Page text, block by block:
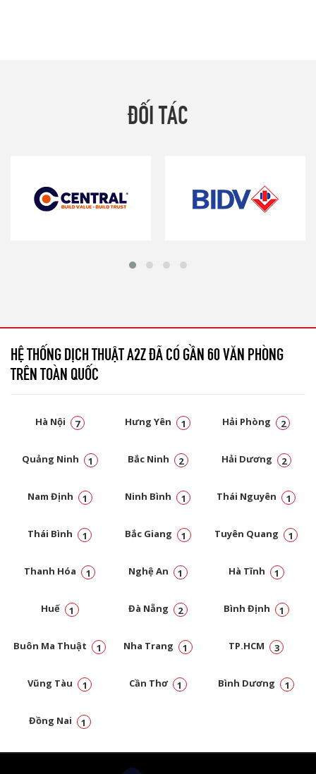
ĐỐI TÁC
HỆ THỐNG DỊCH THUẬT A2Z ĐÃ CÓ GẦN 60 VĂN PHÒNG
TRÊN TOÀN QUỐC
Hà Nội 7 Hưng Yên 1 Hải Phòng 2
Quảng Ninh 1 Bắc Ninh 2 Hải Dương 2
Nam Định 1 Ninh Bình 1 Thái Nguyên 1
Thái Bình 1 Bắc Giang 1 Tuyên Quang 1
Thanh Hóa 1 Nghệ An 1 Hà Tĩnh 1
Huế 1 Đà Nẵng 2 Bình Định 1
Buôn Ma Thuật 1 Nha Trang 1 TP.HCM 3
Vũng Tàu 1 Cần Thơ 1 Bình Dương 1
Đồng Nai 1